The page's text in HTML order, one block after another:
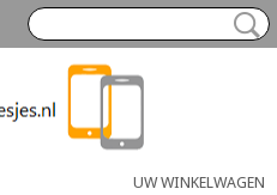
UW WINKELWAGEN